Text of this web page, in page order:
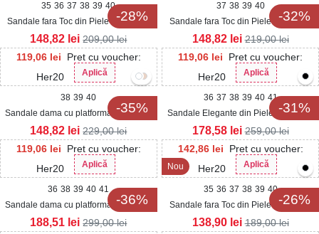
-28%
35 36 37 38 39 40
Sandale fara Toc din Piele Ecologica
dama Argintii Alonza
119,06 lei
Pret cu voucher:
Her20
Aplică
148,82 lei 209,00lei
-32%
37 38 39 40
Sandale fara Toc din Piele Ecologica
dama Nude Oreshi
119,06 lei
Pret cu voucher:
Her20
Aplică
148,82 lei 219,00lei
-35%
38 39 40
Sandale dama cu platforma Negre din
Piele Ecologica Narevi
119,06 lei
Pret cu voucher:
Her20
Aplică
148,82 lei 229,00lei
-31%
36 37 38 39 40 41
Sandale Elegante din Piele Ecologica
Intoarsa dama Crem Areza
142,86 lei
Pret cu voucher:
Her20
Aplică
178,58 lei 259,00lei
-36%
36 38 39 40 41
Sandale dama cu platforma Negre din
Piele Ecologica Haris
188,51 lei 299,00lei
Nou
-26%
35 36 37 38 39 40
Sandale fara Toc din Piele Ecologica
dama Albe Kacia
138,90 lei 189,00lei